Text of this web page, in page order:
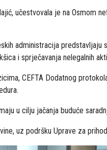
učestvovala je na Osmom
administracija
i sprječavanja nelegalnih
CEFTA Dodatnog
u cilju jačanja buduće
uz podršku Uprave za